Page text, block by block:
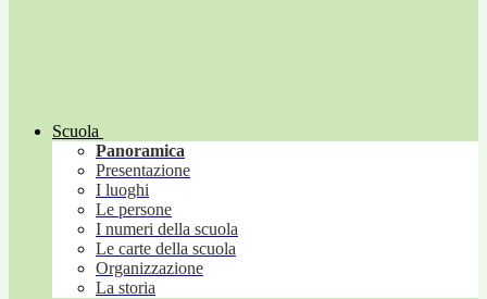
Scuola
Panoramica
Presentazione
I luoghi
Le persone
I numeri della scuola
Le carte della scuola
Organizzazione
La storia